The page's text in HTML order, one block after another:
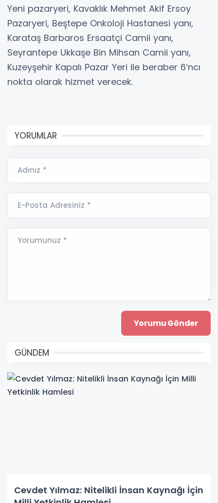
Yeni pazaryeri, Kavaklık Mehmet Akif Ersoy
Pazaryeri, Beştepe Onkoloji Hastanesi yanı,
Karataş Barbaros Ersaatçi Camii yanı,
Seyrantepe Ukkaşe Bin Mihsan Camii yanı,
Kuzeyşehir Kapalı Pazar Yeri ile beraber 6’ncı
nokta olarak hizmet verecek.
YORUMLAR
Adınız *
E-Posta Adresiniz *
Yorumunuz *
GÜNDEM
Cevdet Yılmaz: Nitelikli İnsan Kaynağı İçin